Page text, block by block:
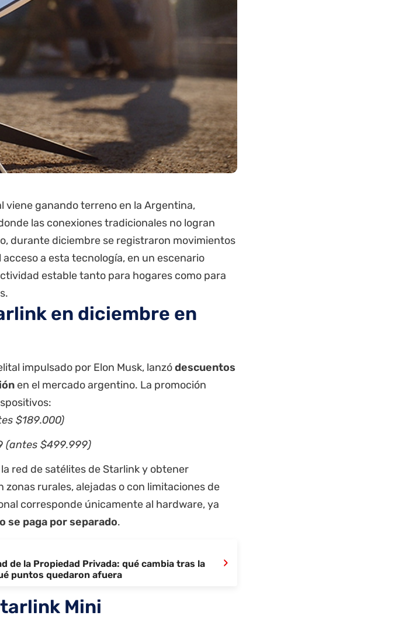
viene ganando terreno en la Argentina,
las conexiones tradicionales no logran
durante diciembre se registraron movimientos
a esta tecnología, en un escenario
estable tanto para hogares como para
en diciembre en
impulsado por Elon Musk, lanzódescuentos
en el mercado argentino. La promoción
$189.000)
(antes $499.999)
red de satélites de Starlink y obtener
zonas rurales, alejadas o con limitaciones de
corresponde únicamente al hardware, ya
se paga por separado.
de la Propiedad Privada: qué cambia tras la
puntos quedaron afuera
›
Mini